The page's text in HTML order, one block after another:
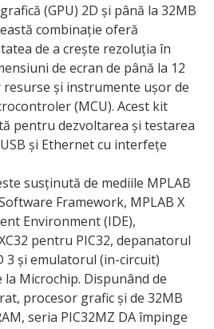
(GPU) 2D și până la 32MB
combinație oferă
de a crește rezoluția în
de ecran de până la 12
și instrumente ușor de
(MCU). Acest kit
pentru dezvoltarea și testarea
și Ethernet cu interfețe
susținută de mediile MPLAB
Framework, MPLAB X
Environment (IDE),
pentru PIC32, depanatorul
3 și emulatorul (in-circuit)
la Microchip. Dispunând de
procesor grafic și de 32MB
seria PIC32MZ DA împinge